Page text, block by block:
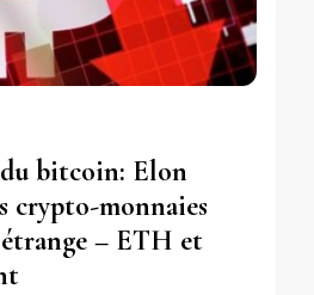
bitcoin: Elon
crypto-monnaies
– ETH et